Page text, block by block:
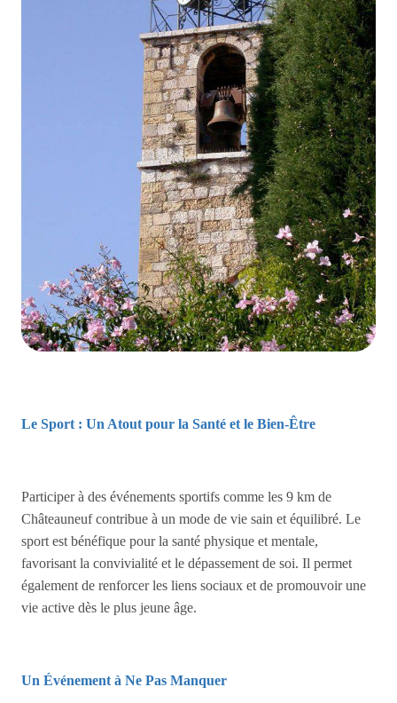
Le Sport : Un Atout pour la Santé et le Bien-Être
Participer à des événements sportifs comme les 9 km de
Châteauneuf contribue à un mode de vie sain et équilibré. Le
sport est bénéfique pour la santé physique et mentale,
favorisant la convivialité et le dépassement de soi. Il permet
également de renforcer les liens sociaux et de promouvoir une
vie active dès le plus jeune âge.
Un Événement à Ne Pas Manquer